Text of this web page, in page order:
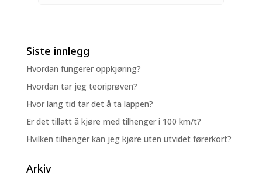
Siste innlegg
Hvordan fungerer oppkjøring?
Hvordan tar jeg teoriprøven?
Hvor lang tid tar det å ta lappen?
Er det tillatt å kjøre med tilhenger i 100 km/t?
Hvilken tilhenger kan jeg kjøre uten utvidet førerkort?
Arkiv